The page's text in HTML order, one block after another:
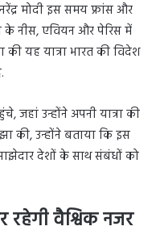
नरेंद्र मोदी इस समय फ्रांस और
के नीस, एवियन और पेरिस में
की यह यात्रा भारत की विदेश
जहां उन्होंने अपनी यात्रा की
की, उन्होंने बताया कि इस
देशों के साथ संबंधों को
रहेगी वैश्विक नजर